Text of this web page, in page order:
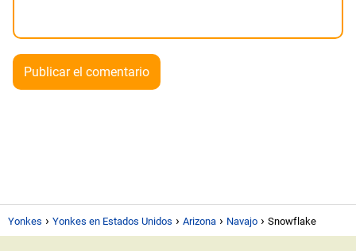
Yonkes Yonkes en Estados Unidos Arizona Navajo Snowflake